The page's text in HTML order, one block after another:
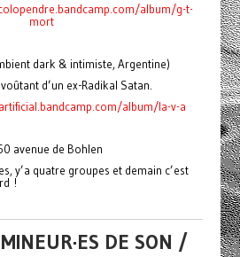
album/g-t-
mort
dark & intimiste, Argentine)
d’un ex-Radikal Satan.
album/la-v-a
avenue de Bohlen
y’a quatre groupes et demain c’est
!
DE SON /